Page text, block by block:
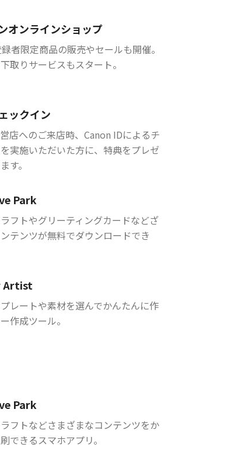
オンラインショップ
者限定商品の販売やセールも開催。
取りサービスもスタート。
ックイン
店へのご来店時、Canon IDによるチ
実施いただいた方に、特典をプレゼ
す。
Park
フトやグリーティングカードなどざ
テンツが無料でダウンロードでき
Artist
レートや素材を選んでかんたんに作
作成ツール。
Park
フトなどさまざまなコンテンツをか
できるスマホアプリ。